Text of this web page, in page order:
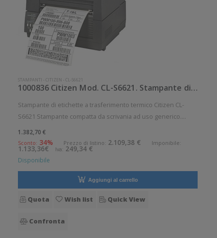
STAMPANTI -CITIZEN -CL-S6621
1000836 Citizen Mod. CL-S6621. Stampante di etichette.
Stampante di etichette a trasferimento termico Citizen CL-
S6621 Stampante compatta da scrivania ad uso generico.
Stampa a trasferimento termico. Velocit di stampa: 150 mm/sec
Risoluzione di stampa: 8 dot/mm Supporto di stampa: Carta in
rotolo,
1.382,70 €
Sconto: 34% Prezzo di listino: 2.109,38 € Imponibile:
1.133,36€ Iva: 249,34 €
Disponibile
Aggiungi al carrello
Quota Wish list Quick View
Confronta